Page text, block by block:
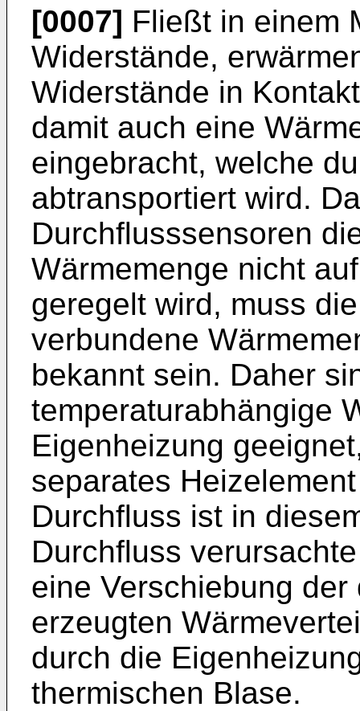
[0007] Fließt in einem
Widerstände,
Widerstände in
damit auch eine
eingebracht, welche
abtransportiert wird.
Durchflusssensoren
Wärmemenge nicht
geregelt wird, muss
verbundene
bekannt sein. Daher
temperaturabhängige
Eigenheizung
separates
Durchfluss ist in
Durchfluss
eine Verschiebung
erzeugten
durch die
thermischen Blase.